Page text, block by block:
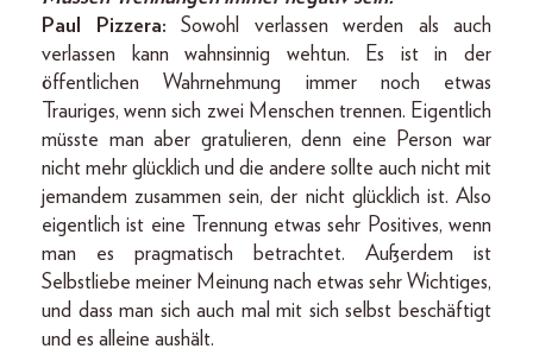
Paul Pizzera: Sowohl verlassen werden als auch
verlassen kann wahnsinnig wehtun. Es ist in der
öffentlichen Wahrnehmung immer noch etwas
Trauriges, wenn sich zwei Menschen trennen. Eigentlich
müsste man aber gratulieren, denn eine Person war
nicht mehr glücklich und die andere sollte auch nicht mit
jemandem zusammen sein, der nicht glücklich ist. Also
eigentlich ist eine Trennung etwas sehr Positives, wenn
man es pragmatisch betrachtet. Außerdem ist
Selbstliebe meiner Meinung nach etwas sehr Wichtiges,
und dass man sich auch mal mit sich selbst beschäftigt
und es alleine aushält.